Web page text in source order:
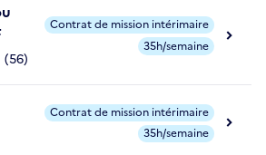
Contrat de mission intérimaire
35h/semaine
Contrat de mission intérimaire
35h/semaine